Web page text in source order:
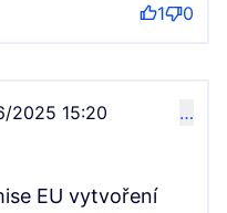
1
0
2025 15:20 …
EU vytvoření